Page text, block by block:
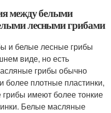
между белыми
лесными грибами
и белые лесные грибы
виде, но есть
грибы обычно
более плотные пластинки,
имеют более тонкие
Белые масляные